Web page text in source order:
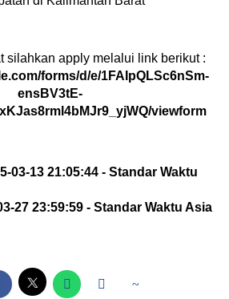
silahkan apply melalui link berikut :
forms/d/e/1FAIpQLSc6nSm-
ensBV3tE-
viewform
03-13 21:05:44 - Standar Waktu
27 23:59:59 - Standar Waktu Asia